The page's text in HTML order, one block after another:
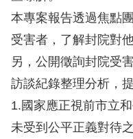
資
料
無
障
礙
本專案報告透過焦點
受害者，了解封院對
另，公開徵詢封院受
訪談紀錄整理分析，
1.國家應正視前市立
未受到公平正義對待